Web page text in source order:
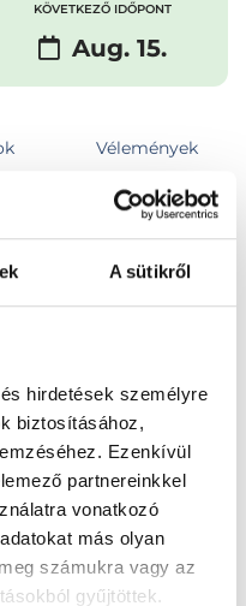
A sütikről
hirdetések személyre
biztosításához,
Ezenkívül
partnereinkkel
vonatkozó
más olyan
számukra vagy az
gyűjtöttek.
KÖVETKEZŐ IDŐPONT
Aug. 15.
Vélemények
Szakorvosi vizsgálat és kezelés
kínai orvos
XVIII. kerület